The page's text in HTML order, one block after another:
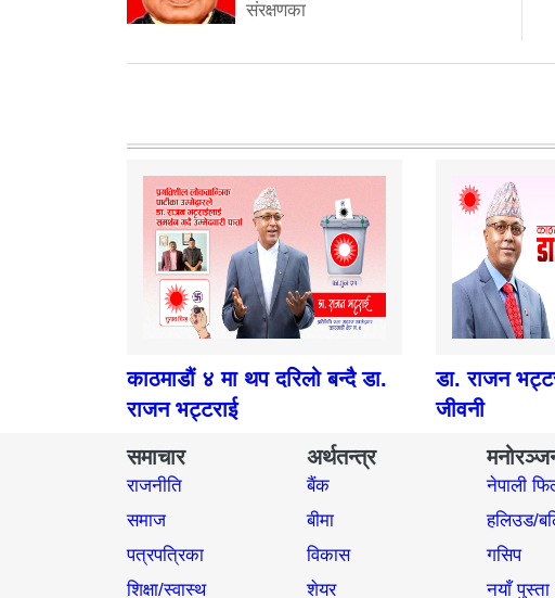
संरक्षणका
काठमाडौं ४ मा थप दरिलो बन्दै डा.
राजन भट्टराई
डा. राजन
जीवनी
समाचार
राजनीति
समाज​
पत्रपत्रिका
शिक्षा/स्वास्थ
अर्थतन्त्र
बैंक
बीमा
विकास
शेयर
नेपाली
हलिउड/
गसिप
नयाँ पुस्ता